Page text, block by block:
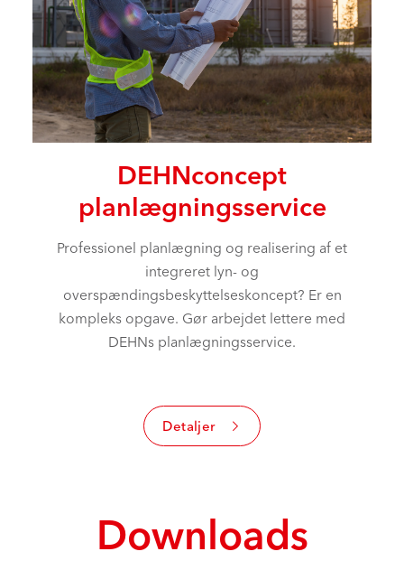
DEHNconcept
planlægningsservice
Professionel planlægning og realisering af et
integreret lyn- og
overspændingsbeskyttelseskoncept? Er en
kompleks opgave. Gør arbejdet lettere med
DEHNs planlægningsservice.
Detaljer
Downloads